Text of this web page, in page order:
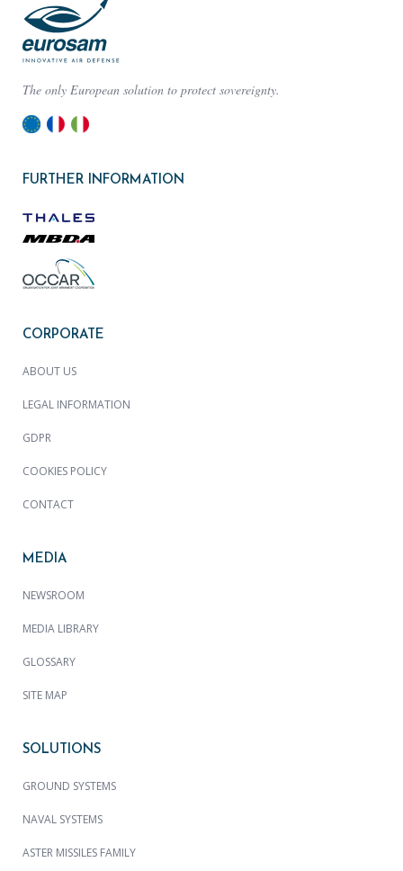
The only European solution to protect sovereignty.
FURTHER INFORMATION
CORPORATE
ABOUT US
LEGAL INFORMATION
GDPR
COOKIES POLICY
CONTACT
MEDIA
NEWSROOM
MEDIA LIBRARY
GLOSSARY
SITE MAP
SOLUTIONS
GROUND SYSTEMS
NAVAL SYSTEMS
ASTER MISSILES FAMILY